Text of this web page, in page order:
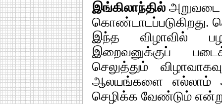
இங்கிலாந்தில் அறுவடை
கொண்டாடப்படுகிறது.
இந்த விழாவில்
இறைவனுக்குப்
செலுத்தும்
ஆலயங்களை எல்லாம்
செழிக்க வேண்டும்